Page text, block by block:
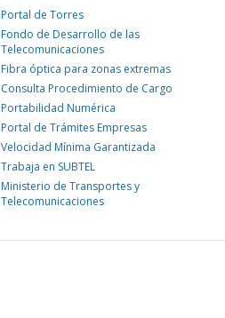
Portal de Torres
Fondo de Desarrollo de las
Telecomunicaciones
Fibra óptica para zonas extremas
Consulta Procedimiento de Cargo
Portabilidad Numérica
Portal de Trámites Empresas
Velocidad Mínima Garantizada
Trabaja en SUBTEL
Ministerio de Transportes y
Telecomunicaciones